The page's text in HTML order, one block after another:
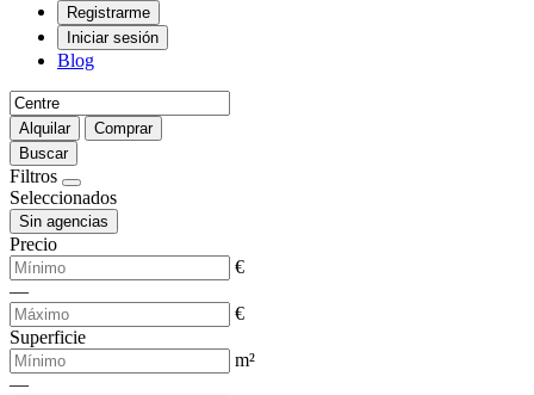
Registrarme
Iniciar sesión
Blog
Alquilar
Comprar
Buscar
Filtros
Seleccionados
Sin agencias
Precio
€
—
€
Superficie
m²
—